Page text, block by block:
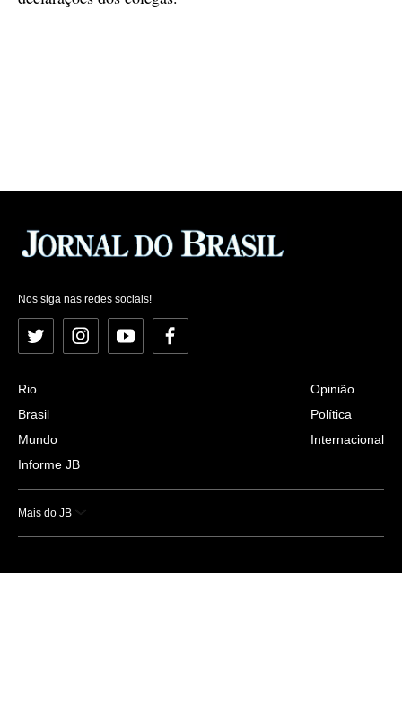
Nos siga nas redes sociais!
Twitter InstagramYouTubeFacebook
Rio
Brasil
Mundo
Informe JB
Opinião
Política
Internacional
Mais do JB
Esportes